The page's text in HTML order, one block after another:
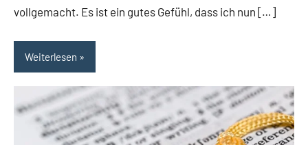
vollgemacht. Es ist ein gutes Gefühl, dass ich nun […]
Weiterlesen